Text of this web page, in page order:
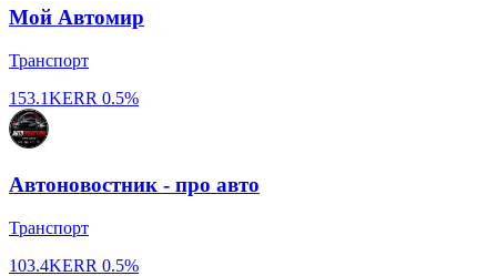
Мой Автомир
Транспорт
153.1KERR 0.5%
Автоновостник - про авто
Транспорт
103.4KERR 0.5%